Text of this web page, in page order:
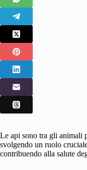
Le api sono tra gli animali
svolgendo un ruolo
contribuendo alla salute